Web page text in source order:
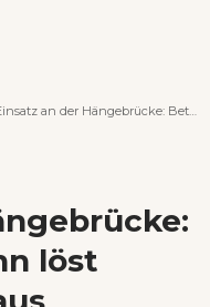
an der Hängebrücke: Betrunkener Mann löst Rettungsaktion aus
löst